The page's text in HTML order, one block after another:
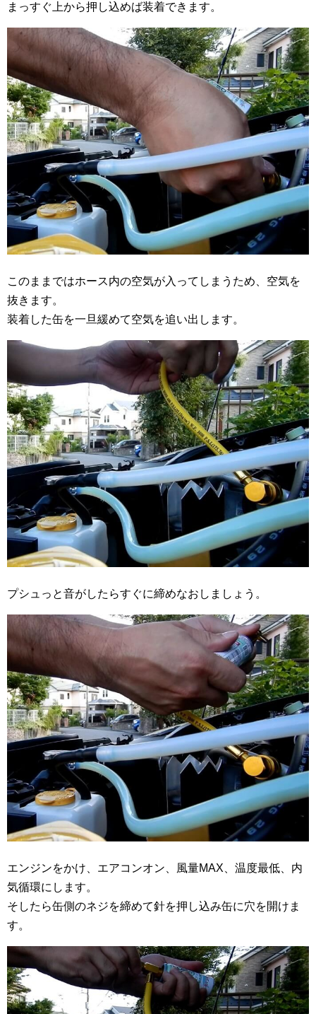
まっすぐ上から押し込めば装着できます。
このままではホース内の空気が入ってしまうため、空気を
抜きます。
装着した缶を一旦緩めて空気を追い出します。
プシュっと音がしたらすぐに締めなおしましょう。
エンジンをかけ、エアコンオン、風量MAX、温度最低、内
気循環にします。
そしたら缶側のネジを締めて針を押し込み缶に穴を開けま
す。